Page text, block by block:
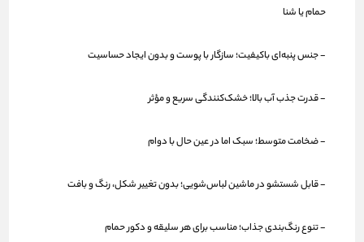
حمام یا شنا
-جنسپنبه‌ای باکیفیت؛ سازگار با پوست و بدون ایجاد حساسیت
- قدرتجذب آببالا؛ خشک‌کنندگی سریع و مؤثر
-ضخامتمتوسط؛ سبک اما در عین حال با دوام
- قابلشستشودر ماشین لباس‌شویی؛ بدون تغییر شکل، رنگ و بافت
- تنوعرنگ‌بندیجذاب؛ مناسب برای هر سلیقه و دکور حمام